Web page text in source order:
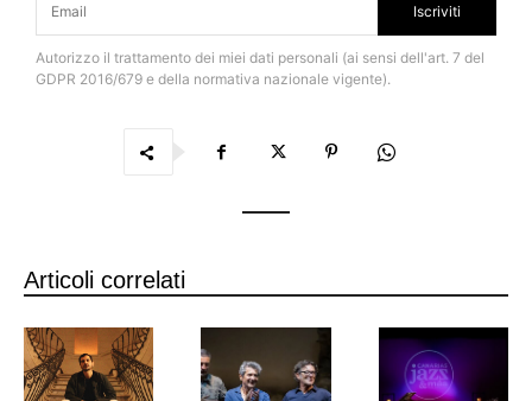
Iscriviti
Autorizzo il trattamento dei miei dati personali (ai sensi dell'art. 7 del
GDPR 2016/679 e della normativa nazionale vigente).
Articoli correlati